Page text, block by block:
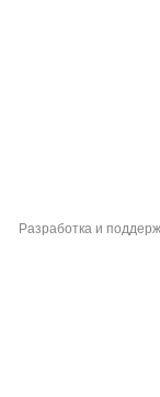
Разработка и